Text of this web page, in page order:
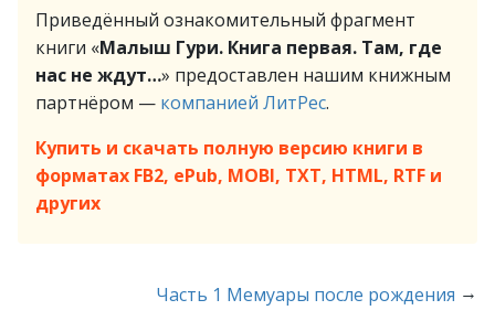
Приведённый ознакомительный фрагмент
книги «Малыш Гури. Книга первая. Там, где
нас не ждут…» предоставлен нашим книжным
партнёром — компанией ЛитРес.
Купить и скачать полную версию книги в
форматах FB2, ePub, MOBI, TXT, HTML, RTF и
других
Часть 1 Мемуары после рождения →